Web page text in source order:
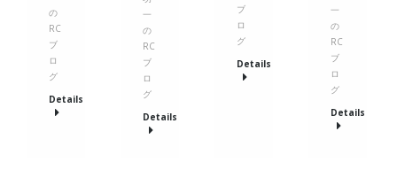
の
RC
ブ
ロ
グ
Details
一
の
RC
ブ
ロ
グ
Details
ブ
ロ
グ
Details
一
の
RC
ブ
ロ
グ
Details